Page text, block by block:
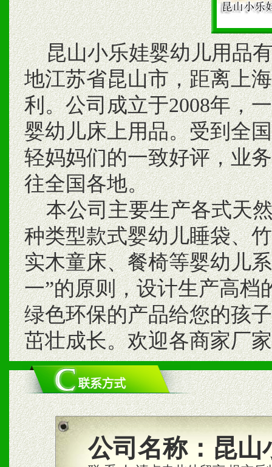
昆山小乐娃婴幼儿用品有
地江苏省昆山市，距离上
利。公司成立于2008年，
婴幼儿床上用品。受到全
轻妈妈们的一致好评，业
往全国各地。
本公司主要生产各式天然
种类型款式婴幼儿睡袋、
实木童床、餐椅等婴幼儿
一”的原则，设计生产高档
绿色环保的产品给您的孩
茁壮成长。欢迎各商家厂
公司名称： 昆山